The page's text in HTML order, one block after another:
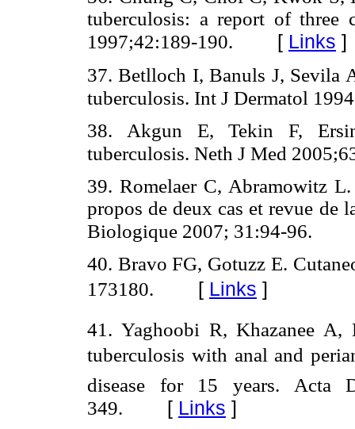
tuberculosis: a report of
1997;42:189-190. [ Links ]
37. Betlloch I, Banuls J, Sevila
tuberculosis. Int J Dermatol
38. Akgun E, Tekin F,
tuberculosis. Neth J Med
39. Romelaer C, Abramowitz
propos de deux cas et revue de
Biologique 2007; 31:94-96.
40. Bravo FG, Gotuzz E.
173180. [ Links ]
41. Yaghoobi R, Khazanee A,
tuberculosis with anal and
disease for 15 years. Acta
349. [ Links ]